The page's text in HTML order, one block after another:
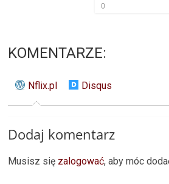
0
KOMENTARZE:
Nflix.pl Disqus
Dodaj komentarz
Musisz się zalogować, aby móc